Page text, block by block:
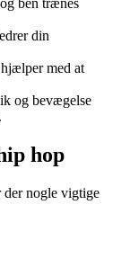
ben trænes
din
med at
og bevægelse
hop
der nogle vigtige